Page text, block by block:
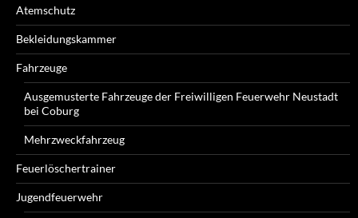
Atemschutz
Bekleidungskammer
Fahrzeuge
Ausgemusterte Fahrzeuge der Freiwilligen Feuerwehr Neustadt
bei Coburg
Mehrzweckfahrzeug
Feuerlöschertrainer
Jugendfeuerwehr